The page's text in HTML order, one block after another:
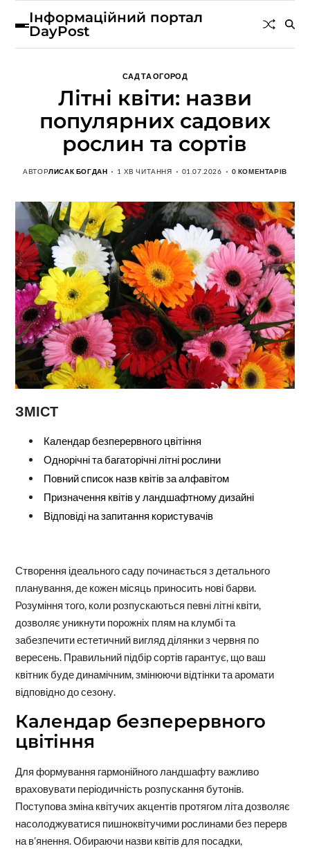
Інформаційний портал
DayPost
САД ТА ОГОРОД
Літні квіти: назви
популярних садових
рослин та сортів
АВТОРЛИСАК БОГДАН 1 ХВ ЧИТАННЯ 01.07.2026 0 КОМЕНТАРІВ
ЗМІСТ
Календар безперервного цвітіння
Однорічні та багаторічні літні рослини
Повний список назв квітів за алфавітом
Призначення квітів у ландшафтному дизайні
Відповіді на запитання користувачів
Створення ідеального саду починається з детального
планування, де кожен місяць приносить нові барви.
Розуміння того, коли розпускаються певні літні квіти,
дозволяє уникнути порожніх плям на клумбі та
забезпечити естетичний вигляд ділянки з червня по
вересень. Правильний підбір сортів гарантує, що ваш
квітник буде динамічним, змінюючи відтінки та аромати
відповідно до сезону.
Календар безперервного
цвітіння
Для формування гармонійного ландшафту важливо
враховувати періодичність розпускання бутонів.
Поступова зміна квітучих акцентів протягом літа дозволяє
насолоджуватися пишноквітучими рослинами без перерв
на в’янення. Обираючи назви квітів для посадки,